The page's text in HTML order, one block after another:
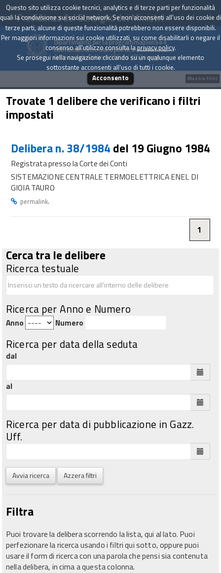
Presidenza del Consiglio dei Ministri
Dipartimento per la programmazione e il
coordinamento della politica economica
Archivio delle Delibere CIPE dal 1967 a oggi
Trovate 1 delibere che verificano i filtri
impostati
Delibera n. 38/1984 del 19 Giugno 1984
Registrata presso la Corte dei Conti
SISTEMAZIONE CENTRALE TERMOELETTRICA ENEL DI
GIOIA TAURO
permalink.
1
Cerca tra le delibere
Ricerca testuale
Ricerca per Anno e Numero
Anno Numero
Ricerca per data della seduta
dal
al
Ricerca per data di pubblicazione in Gazz.
Uff.
Avvia ricerca Azzera filtri
Filtra
Puoi trovare la delibera scorrendo la lista, qui al lato. Puoi
perfezionare la ricerca usando i filtri qui sotto, oppure puoi
usare il form di ricerca con una parola che pensi sia contenuta
nella delibera, in cima a questa colonna.
Mostra filtri
Questo sito utilizza cookie tecnici, analytics e di terze parti per funzionalità
quali la condivisione sui social network. Se non acconsenti all'uso dei cookie di
terze parti, alcune di queste funzionalità potrebbero non essere disponibili.
Per maggiori informazioni sui cookie utilizzati, su come disabilitarli o negare il
consenso all'utilizzo consulta laprivacy policy.
Se prosegui nella navigazione cliccando su un qualunque elemento
sottostante acconsenti all'uso di tutti i cookie.
Acconsento